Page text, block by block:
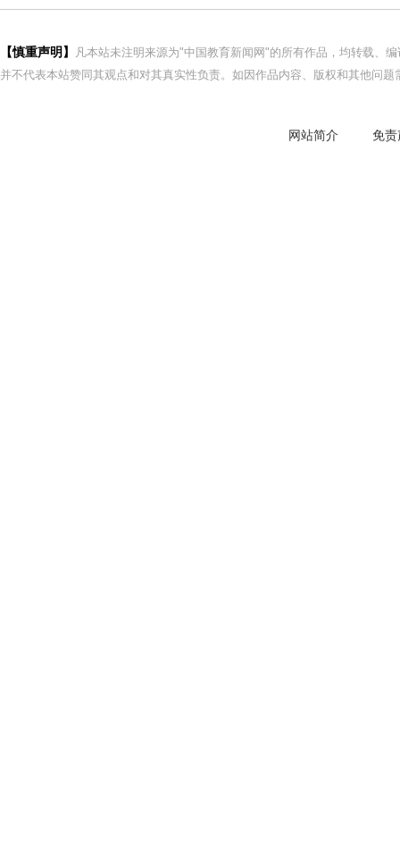
【慎重声明】
凡本站未注明来源为"中国教育新闻网"的所有作品，均转载、
并不代表本站赞同其观点和对其真实性负责。如因作品内容、版权和其他问
网站简介 免责